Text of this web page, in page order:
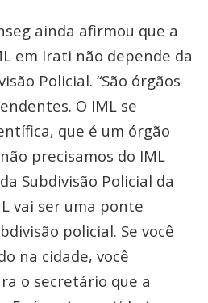
ainda afirmou que a
em Irati não depende da
Policial. “São órgãos
O IML se
que é um órgão
precisamos do IML
Subdivisão Policial da
vai ser uma ponte
policial. Se você
na cidade, você
o secretário que a